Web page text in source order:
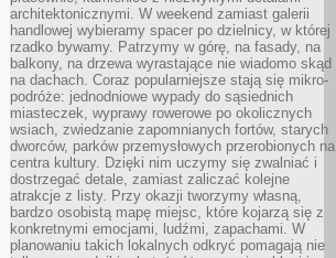
architektonicznymi. W weekend zamiast galerii
handlowej wybieramy spacer po dzielnicy, w której
rzadko bywamy. Patrzymy w górę, na fasady, na
balkony, na drzewa wyrastające nie wiadomo skąd
na dachach. Coraz popularniejsze stają się mikro-
podróże: jednodniowe wypady do sąsiednich
miasteczek, wyprawy rowerowe po okolicznych
wsiach, zwiedzanie zapomnianych fortów, starych
dworców, parków przemysłowych przerobionych na
centra kultury. Dzięki nim uczymy się zwalniać i
dostrzegać detale, zamiast zaliczać kolejne
atrakcje z listy. Przy okazji tworzymy własną,
bardzo osobistą mapę miejsc, które kojarzą się z
konkretnymi emocjami, ludźmi, zapachami. W
planowaniu takich lokalnych odkryć pomagają nie